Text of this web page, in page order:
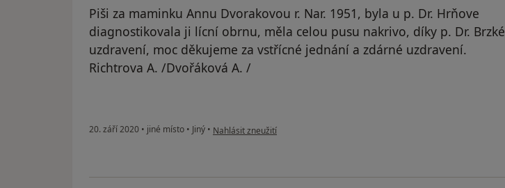
Piši za maminku Annu Dvorakovou r. Nar. 1951, byla u p. Dr. Hrňove
diagnostikovala ji lícní obrnu, měla celou pusu nakrivo, díky p. Dr. Brzké
uzdravení, moc děkujeme za vstřícné jednání a zdárné uzdravení.
Richtrova A. /Dvořáková A. /
20. září 2020 • jiné místo • Jiný • podle názoru uživatele Dvořáková Anna
Nahlásit zneužití